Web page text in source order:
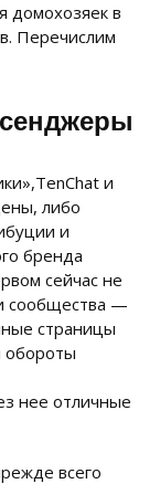
домохозяек в
Перечислим
и
либо
и
бренда
сейчас не
сообщества —
страницы
обороты
нее отличные
всего